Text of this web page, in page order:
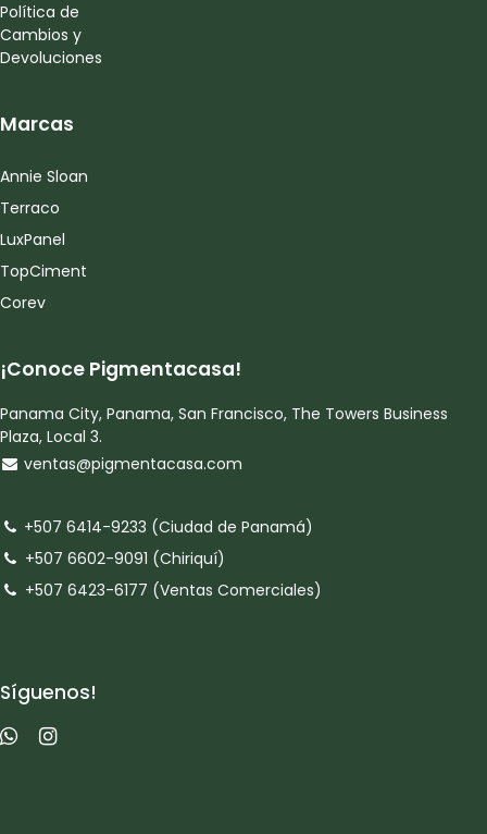
Política de
Cambios y
Devoluciones
Marcas
Annie Sloan
Terraco
LuxPanel
TopCiment
Corev
¡Conoce Pigmentacasa!
Panama City, Panama, San Francisco, The Towers Business
Plaza, Local 3.
ventas@pigmentacasa.com
+507 6414-9233 (Ciudad de Panamá)
+507 6602-9091 (Chiriquí)
+507 6423-6177 (Ventas Comerciales)
Síguenos!